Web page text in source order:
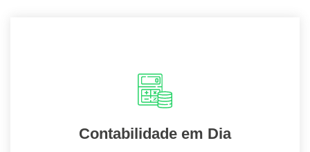
Contabilidade em Dia
As obrigações contábeis da sua empresa
serão resolvidas e você cumprirá todas as
exigências da lei.